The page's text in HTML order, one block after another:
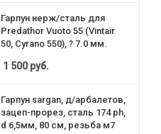
Гарпун нерж/сталь для
Predathor Vuoto 55 (Vintair
50, Cyrano 550), ? 7.0 мм.
1 500руб.
Гарпун sargan, д/арбалетов,
зацеп-прорез, сталь 174 ph,
d 6,5мм, 80 см, резьба м7